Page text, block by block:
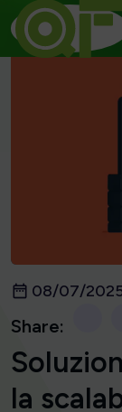
08/07/
Share:
la